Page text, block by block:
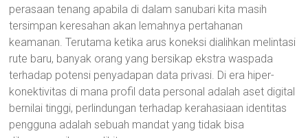
perasaan tenang apabila di dalam sanubari kita masih
tersimpan keresahan akan lemahnya pertahanan
keamanan. Terutama ketika arus koneksi dialihkan melintasi
rute baru, banyak orang yang bersikap ekstra waspada
terhadap potensi penyadapan data privasi. Di era hiper-
konektivitas di mana profil data personal adalah aset digital
bernilai tinggi, perlindungan terhadap kerahasiaan identitas
pengguna adalah sebuah mandat yang tidak bisa